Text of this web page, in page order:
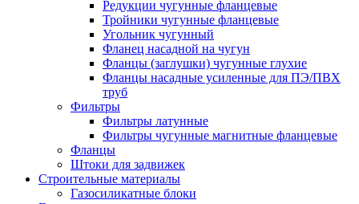
Редукции чугунные фланцевые
Тройники чугунные фланцевые
Угольник чугунный
Фланец насадной на чугун
Фланцы (заглушки) чугунные глухие
Фланцы насадные усиленные для ПЭ/ПВХ
труб
Фильтры
Фильтры латунные
Фильтры чугунные магнитные фланцевые
Фланцы
Штоки для задвижек
Строительные материалы
Газосиликатные блоки